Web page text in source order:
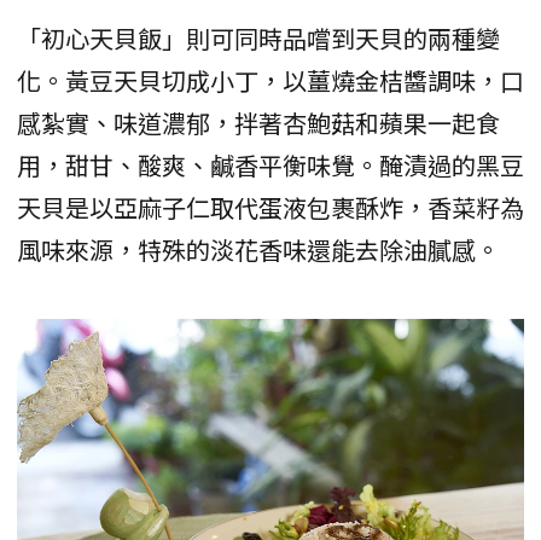
「初心天貝飯」則可同時品嚐到天貝的兩種變
化。黃豆天貝切成小丁，以薑燒金桔醬調味，口
感紮實、味道濃郁，拌著杏鮑菇和蘋果一起食
用，甜甘、酸爽、鹹香平衡味覺。醃漬過的黑豆
天貝是以亞麻子仁取代蛋液包裹酥炸，香菜籽為
風味來源，特殊的淡花香味還能去除油膩感。